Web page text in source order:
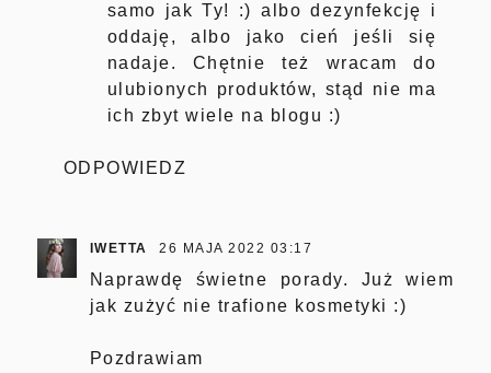
samo jak Ty! :) albo dezynfekcję i
oddaję, albo jako cień jeśli się
nadaje. Chętnie też wracam do
ulubionych produktów, stąd nie ma
ich zbyt wiele na blogu :)
ODPOWIEDZ
IWETTA 26 MAJA 2022 03:17
Naprawdę świetne porady. Już wiem
jak zużyć nie trafione kosmetyki :)
Pozdrawiam